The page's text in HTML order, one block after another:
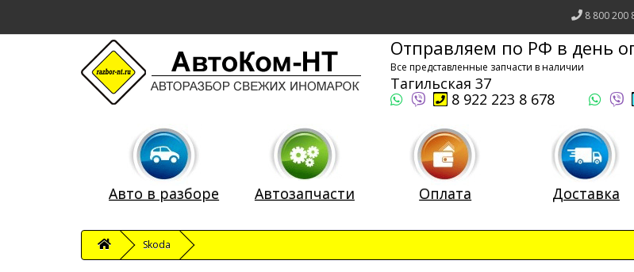
8 800 200
Отправляем по РФ в день
Все представленные запчасти в наличии
Тагильская 37
8 922 223 8 678
Авто в разборе Автозапчасти Оплата Доставка
Skoda